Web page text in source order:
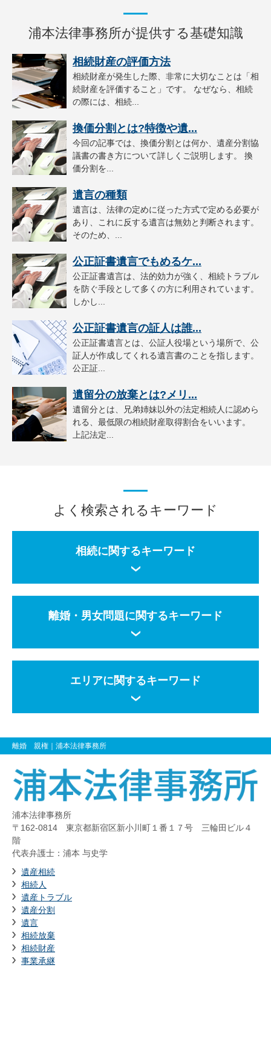
浦本法律事務所が提供する基礎知識
相続財産の評価方法
相続財産が発生した際、非常に大切なことは「相
続財産を評価すること」です。 なぜなら、相続
の際には、相続...
換価分割とは?特徴や遺...
今回の記事では、換価分割とは何か、遺産分割協
議書の書き方について詳しくご説明します。 換
価分割を...
遺言の種類
遺言は、法律の定めに従った方式で定める必要が
あり、これに反する遺言は無効と判断されます。
そのため、...
公正証書遺言でもめるケ...
公正証書遺言は、法的効力が強く、相続トラブル
を防ぐ手段として多くの方に利用されています。
しかし...
公正証書遺言の証人は誰...
公正証書遺言とは、公証人役場という場所で、公
証人が作成してくれる遺言書のことを指します。
公正証...
遺留分の放棄とは?メリ...
遺留分とは、兄弟姉妹以外の法定相続人に認めら
れる、最低限の相続財産取得割合をいいます。
上記法定...
よく検索されるキーワード
相続に関するキーワード
離婚・男女問題に関するキーワード
エリアに関するキーワード
離婚 親権 ｜浦本法律事務所
浦本法律事務所
〒162-0814 東京都新宿区新小川町１番１７号 三輪田ビル４
階
代表弁護士：浦本 与史学
遺産相続
相続人
遺産トラブル
遺産分割
遺言
相続放棄
相続財産
事業承継